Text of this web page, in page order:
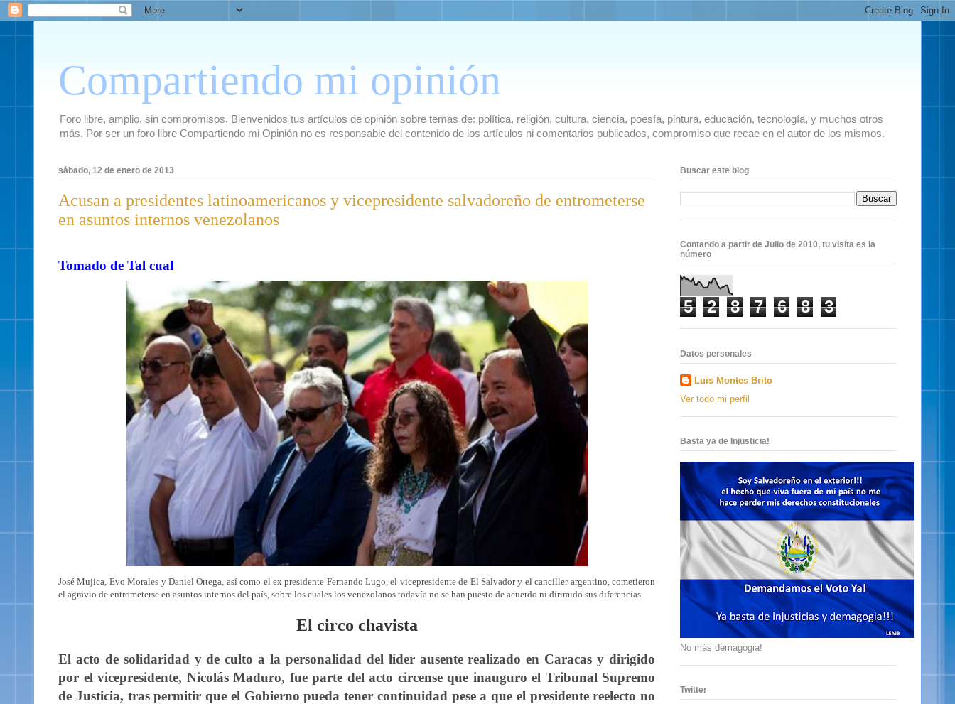
Compartiendo mi opinión
Foro libre, amplio, sin compromisos. Bienvenidos tus artículos de opinión sobre temas de: política, religión, cultura, ciencia, poesía, pintura, educación, tecnología, y muchos otros
más. Por ser un foro libre Compartiendo mi Opinión no es responsable del contenido de los artículos ni comentarios publicados, compromiso que recae en el autor de los mismos.
sábado, 12 de enero de 2013
Acusan a presidentes latinoamericanos y vicepresidente salvadoreño de entrometerse
en asuntos internos venezolanos
Tomado de Tal cual
José Mujica, Evo Morales y Daniel Ortega, así como el ex presidente Fernando Lugo, el vicepresidente de El Salvador y el canciller argentino, cometieron
el agravio de entrometerse en asuntos internos del país, sobre los cuales los venezolanos todavía no se han puesto de acuerdo ni dirimido sus diferencias.
El circo chavista
El acto de solidaridad y de culto a la personalidad del líder ausente realizado en Caracas y dirigido
por el vicepresidente, Nicolás Maduro, fue parte del acto circense que inauguro el Tribunal Supremo
de Justicia, tras permitir que el Gobierno pueda tener continuidad pese a que el presidente reelecto no
Buscar este blog
Contando a partir de Julio de 2010, tu visita es la
número
5 2 8 7 6 8 3
Datos personales
Luis Montes Brito
Ver todo mi perfil
Basta ya de Injusticia!
No más demagogia!
Twitter